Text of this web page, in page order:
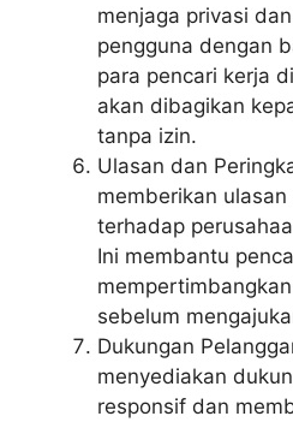
menjaga privasi
pengguna dengan
para pencari kerja
akan dibagikan
tanpa izin.
Ulasan dan
memberikan
terhadap
Ini membantu
sebelum
Dukungan
menyediakan
responsif dan